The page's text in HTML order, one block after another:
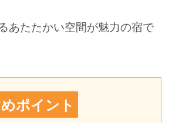
あたたかい空間が魅力の宿で
ポイント